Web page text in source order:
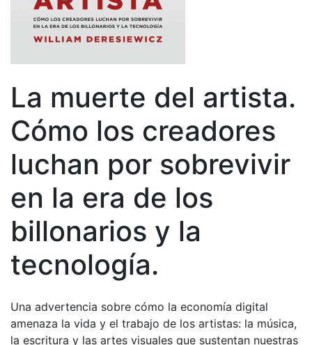
La muerte del artista.
Cómo los creadores
luchan por sobrevivir
en la era de los
billonarios y la
tecnología.
Una advertencia sobre cómo la economía digital
amenaza la vida y el trabajo de los artistas: la música,
la escritura y las artes visuales que sustentan nuestras